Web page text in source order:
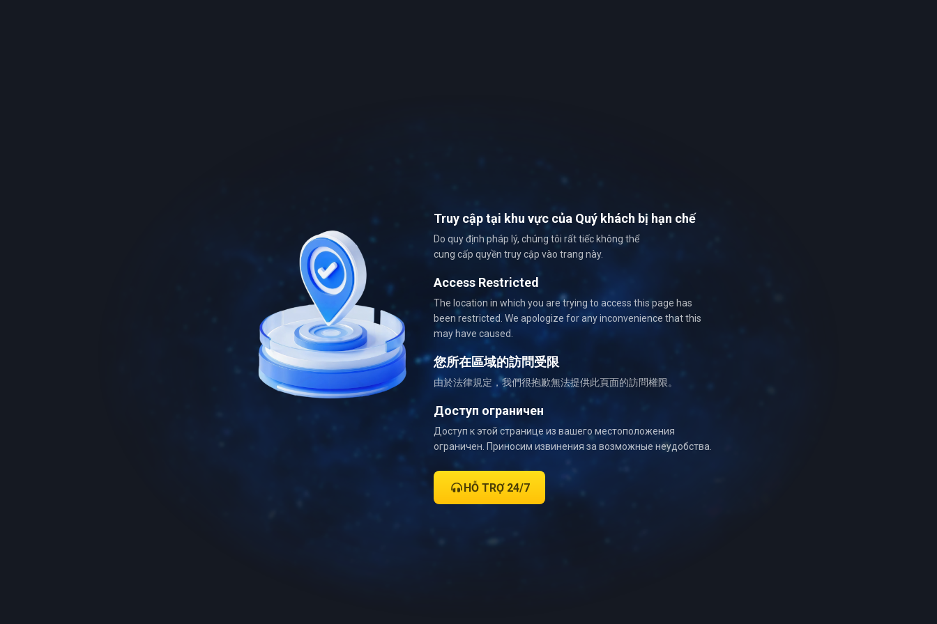
Truy cập tại khu vực của Quý khách bị hạn chế
Do quy định pháp lý, chúng tôi rất tiếc không thể
cung cấp quyền truy cập vào trang này.
Access Restricted
The location in which you are trying to access this page has
been restricted. We apologize for any inconvenience that this
may have caused.
您所在區域的訪問受限
由於法律規定，我們很抱歉無法提供此頁面的訪問權限。
Доступ ограничен
Доступ к этой странице из вашего местоположения
ограничен. Приносим извинения за возможные неудобства.
HỖ TRỢ 24/7